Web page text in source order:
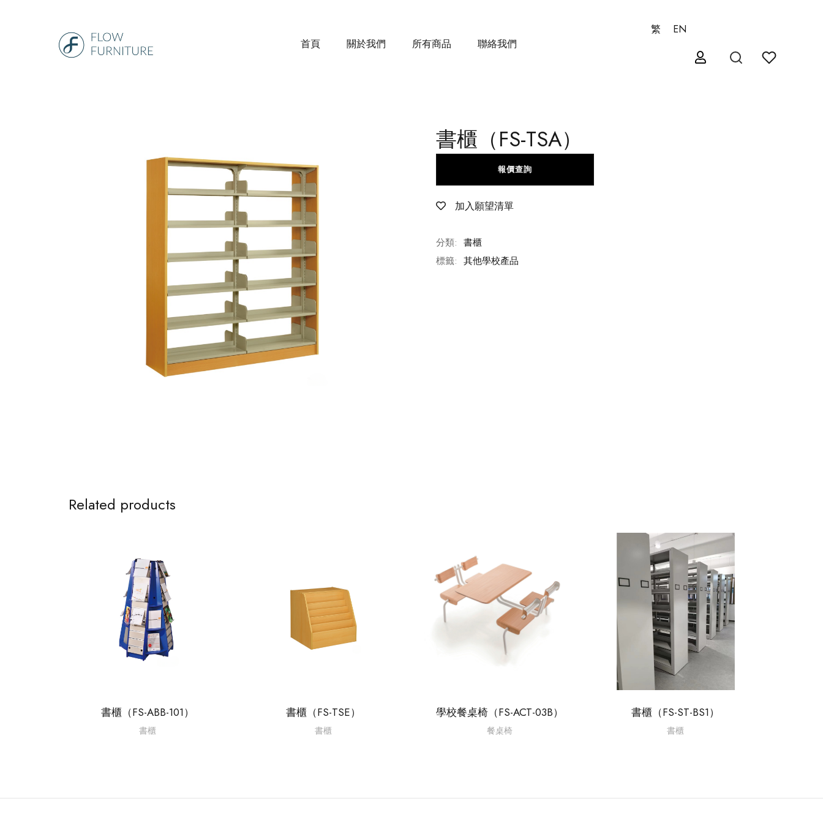
首頁 關於我們 所有商品 聯絡我們
繁 EN
書櫃（FS-TSA）
加入願望清單
報價查詢
分類: 書櫃
標籤: 其他學校產品
Related products
書櫃（FS-ABB-101）
書櫃
書櫃（FS-TSE）
書櫃
學校餐桌椅（FS-ACT-03B）
餐桌椅
書櫃（FS-ST-BS1）
書櫃